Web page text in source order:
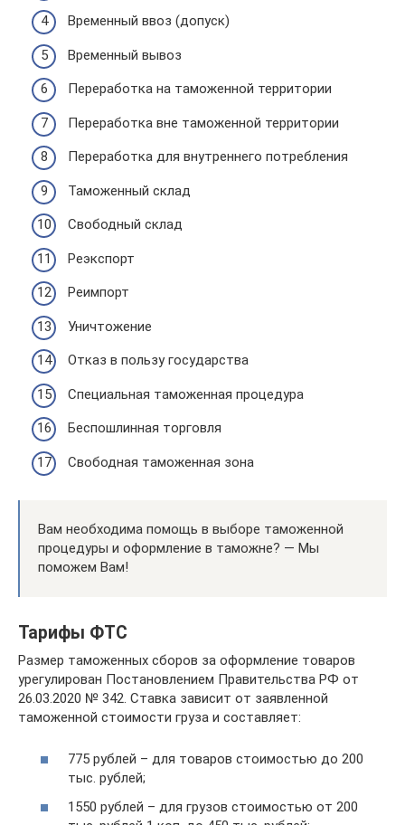
Временный ввоз (допуск)
Временный вывоз
Переработка на таможенной территории
Переработка вне таможенной территории
Переработка для внутреннего потребления
Таможенный склад
Свободный склад
Реэкспорт
Реимпорт
Уничтожение
Отказ в пользу государства
Специальная таможенная процедура
Беспошлинная торговля
Свободная таможенная зона
Вам необходима помощь в выборе таможенной
процедуры и оформление в таможне? — Мы
поможем Вам!
Тарифы ФТС
Размер таможенных сборов за оформление товаров
урегулирован Постановлением Правительства РФ от
26.03.2020 № 342. Ставка зависит от заявленной
таможенной стоимости груза и составляет:
775 рублей – для товаров стоимостью до 200
тыс. рублей;
1550 рублей – для грузов стоимостью от 200